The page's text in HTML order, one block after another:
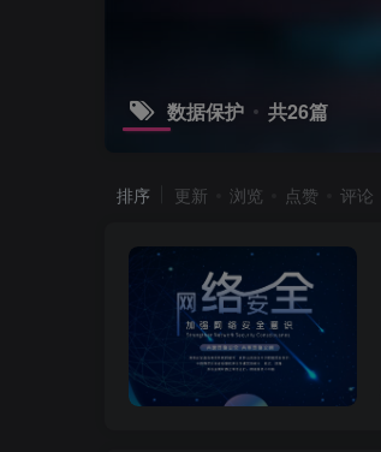
数据保护 共26篇
排序 更新 浏览 点赞 评论